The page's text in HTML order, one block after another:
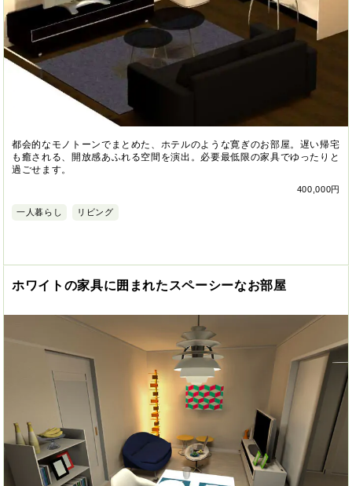
都会的なモノトーンでまとめた、ホテルのような寛ぎのお部屋。遅い帰宅
も癒される、開放感あふれる空間を演出。必要最低限の家具でゆったりと
過ごせます。
400,000円
一人暮らし リビング
ホワイトの家具に囲まれたスペーシーなお部屋